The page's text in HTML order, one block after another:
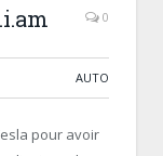
0
AUTO
pour avoir